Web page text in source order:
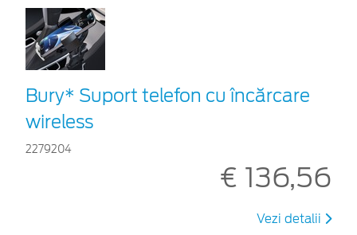
Bury* Suport telefon cu încărcare
wireless
2279204
€ 136,56
Vezi detalii